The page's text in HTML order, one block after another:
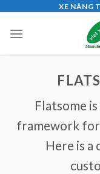
content
XE NÂNG
Flatsome
framework for
Here is